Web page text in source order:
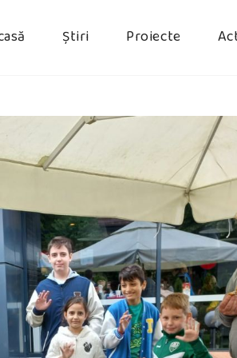
Știri Proiecte